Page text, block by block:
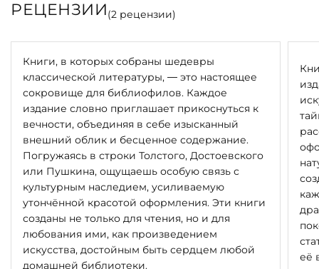
РЕЦЕНЗИИ(2 рецензии)
Книги, в которых собраны шедевры
классической литературы, — это настоящее
сокровище для библиофилов. Каждое
издание словно приглашает прикоснуться к
вечности, объединяя в себе изысканный
внешний облик и бесценное содержание.
Погружаясь в строки Толстого, Достоевского
или Пушкина, ощущаешь особую связь с
культурным наследием, усиливаемую
утончённой красотой оформления. Эти книги
созданы не только для чтения, но и для
любования ими, как произведением
искусства, достойным быть сердцем любой
домашней библиотеки.
её